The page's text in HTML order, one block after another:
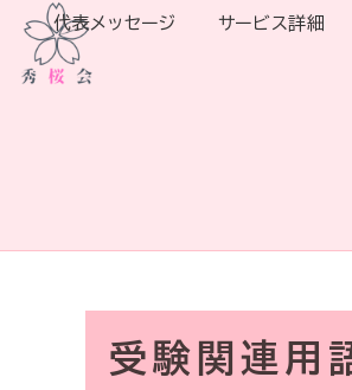
代表メッセージ サービス詳細
受験関連用